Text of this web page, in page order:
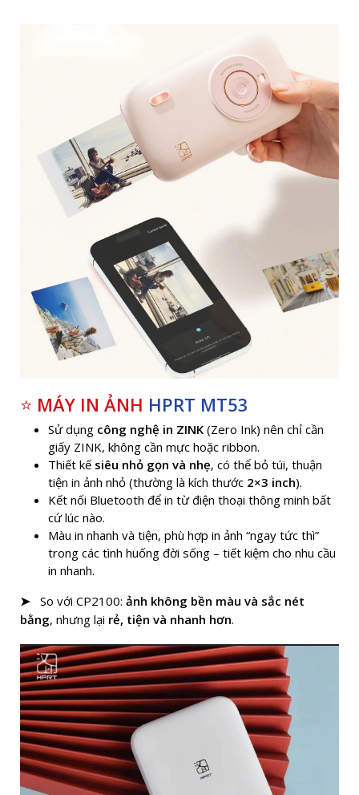
⭐ MÁY IN ẢNH HPRT MT53
Sử dụng công nghệ in ZINK (Zero Ink) nên chỉ cần
giấy ZINK, không cần mực hoặc ribbon.
Thiết kế siêu nhỏ gọn và nhẹ, có thể bỏ túi, thuận
tiện in ảnh nhỏ (thường là kích thước 2×3 inch).
Kết nối Bluetooth để in từ điện thoại thông minh bất
cứ lúc nào.
Màu in nhanh và tiện, phù hợp in ảnh “ngay tức thì”
trong các tình huống đời sống – tiết kiệm cho nhu cầu
in nhanh.
➤ So với CP2100: ảnh không bền màu và sắc nét
bằng, nhưng lại rẻ, tiện và nhanh hơn.